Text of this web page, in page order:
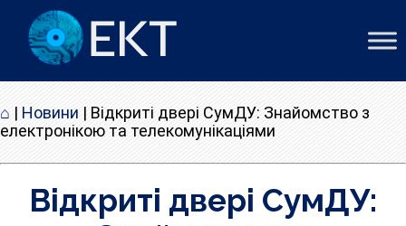
⌂ | Новини | Відкриті двері СумДУ: Знайомство з
електронікою та телекомунікаціями
Відкриті двері СумДУ: